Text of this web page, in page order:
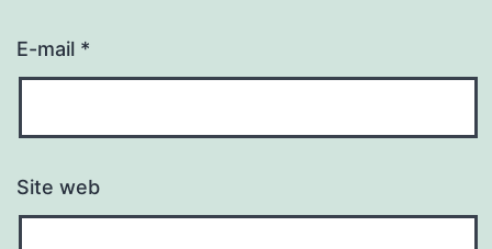
E-mail *
Site web